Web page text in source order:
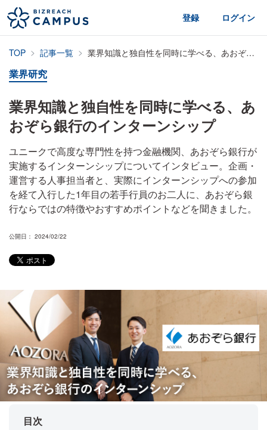
登録 ログイン
TOP 記事一覧 業界知識と独自性を同時に学べる、あおぞら銀行のインターンシップ
業界研究
業界知識と独自性を同時に学べる、あ
おぞら銀行のインターンシップ
ユニークで高度な専門性を持つ金融機関、あおぞら銀行が
実施するインターンシップについてインタビュー。企画・
運営する人事担当者と、実際にインターンシップへの参加
を経て入行した1年目の若手行員のお二人に、あおぞら銀
行ならではの特徴やおすすめポイントなどを聞きました。
公開日： 2024/02/22
目次